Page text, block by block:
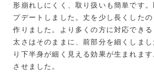
形崩れしにくく、取り扱いも簡単です
プデートしました。丈を少し長くした
作りました。より多くの方に対応でき
太さはそのままに、前部分を細くしま
り下半身が細く見える効果が生まれま
させました。